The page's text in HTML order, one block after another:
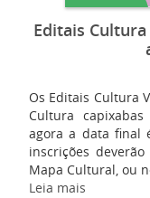
Editais
Os Editais Cultura
Cultura
agora a data final
inscrições
Mapa Cultural, ou
Leia mais